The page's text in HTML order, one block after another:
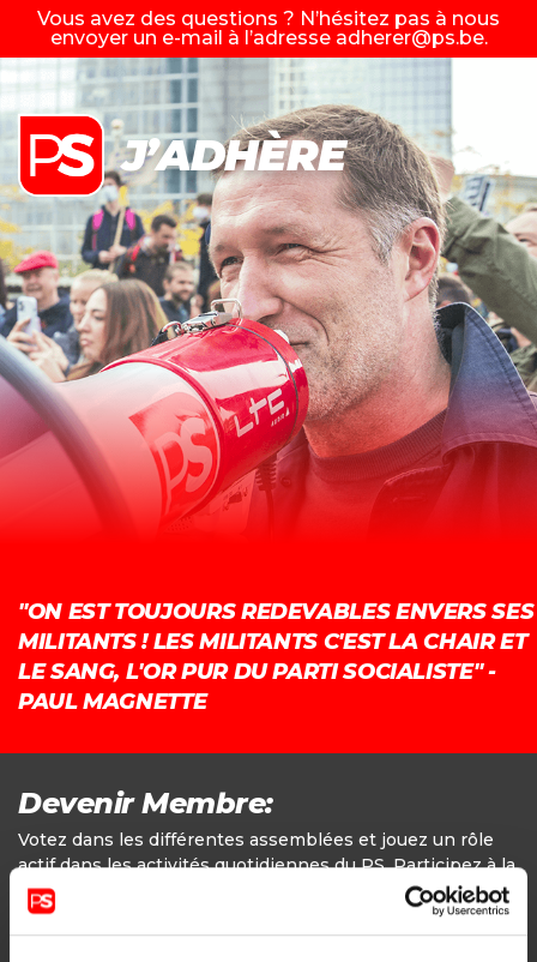
Vous avez des questions ? N’hésitez pas à nous
envoyer un e-mail à l’adresse adherer@ps.be.
J’ADHÈRE
"ON EST TOUJOURS REDEVABLES ENVERS SES
MILITANTS ! LES MILITANTS C'EST LA CHAIR ET
LE SANG, L'OR PUR DU PARTI SOCIALISTE" -
PAUL MAGNETTE
Devenir Membre:
Votez dans les différentes assemblées et jouez un rôle
actif dans les activités quotidiennes du PS. Participez à la
définition des positions politiques.